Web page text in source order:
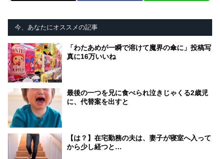
今、あなたにオススメの記事
「わたあめが一瞬で溶けて魔界の傘に」投稿写
真に16万いいね
最後の一つを兄に食べられ泣きじゃくる2歳児
に、代替案を出すと
【は？】在宅勤務の夫は、妻子が寝室へ入って
から少し経つと…